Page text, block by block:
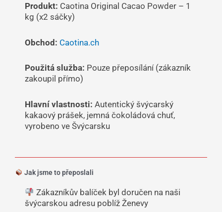
Produkt: Caotina Original Cacao Powder – 1
kg (x2 sáčky)
Obchod: Caotina.ch
Použitá služba: Pouze přeposílání (zákazník
zakoupil přímo)
Hlavní vlastnosti: Autentický švýcarský
kakaový prášek, jemná čokoládová chuť,
vyrobeno ve Švýcarsku
Jak jsme to přeposlali
Zákazníkův balíček byl doručen na naši
švýcarskou adresu poblíž Ženevy